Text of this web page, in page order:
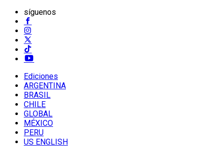
síguenos
Ediciones
ARGENTINA
BRASIL
CHILE
GLOBAL
MÉXICO
PERU
US ENGLISH